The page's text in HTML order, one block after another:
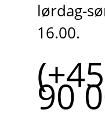
lørdag-
16.00.
90